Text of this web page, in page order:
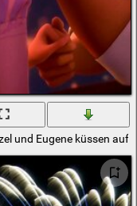
ein Feuerwerk zu sehen
und Eugene küssen auf